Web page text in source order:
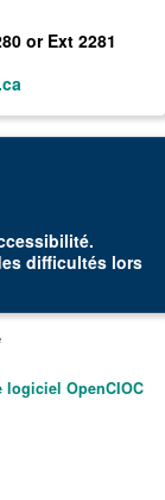
or Ext 2281
difficultés lors
logiciel OpenCIOC